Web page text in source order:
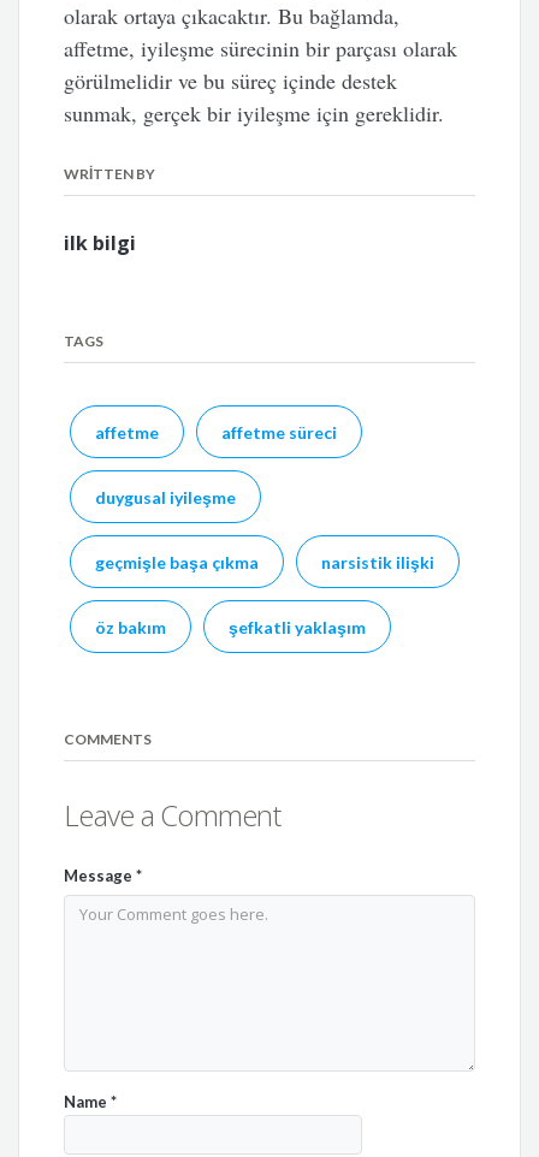
olarak ortaya çıkacaktır. Bu bağlamda,
affetme, iyileşme sürecinin bir parçası olarak
görülmelidir ve bu süreç içinde destek
sunmak, gerçek bir iyileşme için gereklidir.
WRITTEN BY
ilk bilgi
TAGS
affetme affetme süreci
duygusal iyileşme
geçmişle başa çıkma narsistik ilişki
öz bakım şefkatli yaklaşım
COMMENTS
Leave a Comment
Message*
Name*